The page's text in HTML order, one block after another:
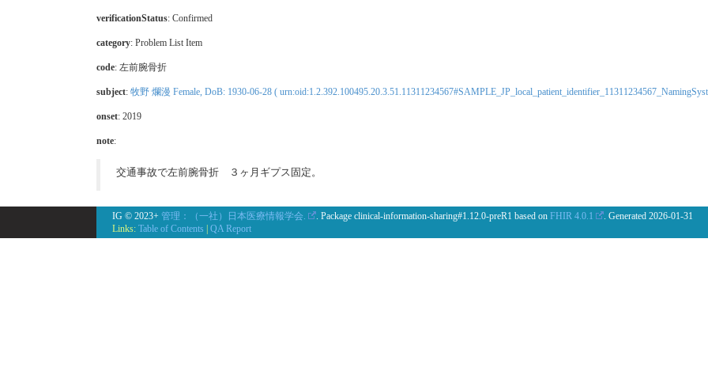
verificationStatus: Confirmed
category: Problem List Item
code: 左前腕骨折
subject: 牧野 爛漫 Female, DoB: 1930-06-28 (
onset: 2019
note:
交通事故で左前腕骨折 ３ヶ月ギプス固定。
IG © 2023+ 管理：（一社）日本医療情報学会. . Package clinical-information-sharing#1.12.0-preR1 based on FHIR 4.0.1 . Generated 2026-01-31
Links: Table of Contents | QA Report